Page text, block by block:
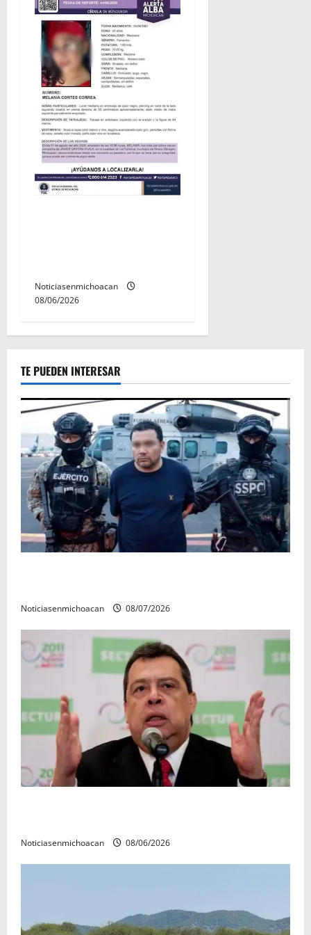
Noticiasenmichoacan
08/06/2026
TE PUEDEN INTERESAR
Noticiasenmichoacan 08/07/2026
Noticiasenmichoacan 08/06/2026